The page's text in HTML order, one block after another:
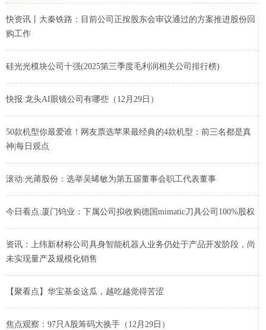
快资讯丨大秦铁路：目前公司正按股东会审议通过的方案推进股份回
购工作
硅光光模块公司十强(2025第三季度毛利润相关公司排行榜)
快报:龙头AI眼镜公司有哪些（12月29日）
50款机型你最爱谁！网友票选苹果最经典的4款机型：前三名都是真
神|每日观点
滚动:光莆股份：选举吴晞敏为第五届董事会职工代表董事
今日看点:厦门钨业：下属公司拟收购德国mimatic刀具公司100%股权
资讯：上纬新材称公司具身智能机器人业务仍处于产品开发阶段，尚
未实现量产及规模化销售
【聚看点】华宝基金这瓜，越吃越觉得苦涩
焦点观察：97只A股筹码大换手（12月29日）